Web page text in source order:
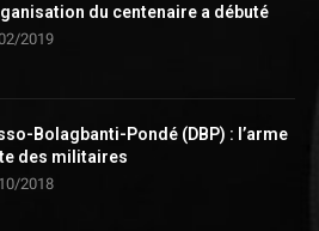
du centenaire a débuté
2019
Bolagbanti-Pondé (DBP) : l’arme
des militaires
2018